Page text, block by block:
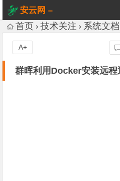
安云网 –
AnYun.ORG
首页 技术关注 系统文档
群晖利用Docker安装远程
A+